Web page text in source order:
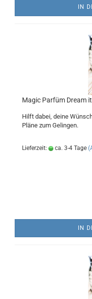
IN
Magic Parfüm Dream
Hilft dabei, deine
Pläne zum Gelingen.
Lieferzeit: ca. 3-4 Tage
IN